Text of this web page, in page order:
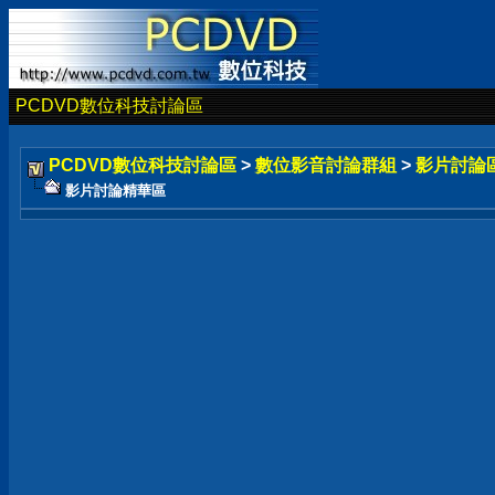
PCDVD數位科技討論區
PCDVD數位科技討論區 > 數位影音討論群組 > 影片討論
影片討論精華區